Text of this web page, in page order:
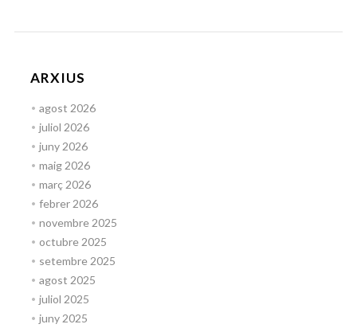
ARXIUS
agost 2026
juliol 2026
juny 2026
maig 2026
març 2026
febrer 2026
novembre 2025
octubre 2025
setembre 2025
agost 2025
juliol 2025
juny 2025